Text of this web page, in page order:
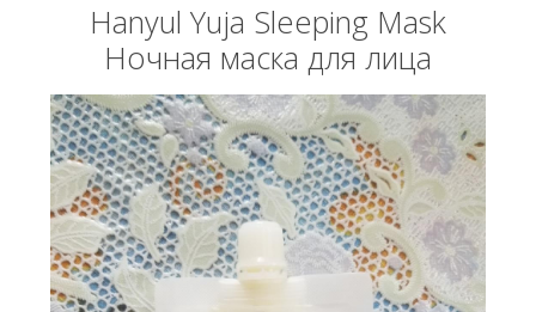
Hanyul Yuja Sleeping Mask
Ночная маска для лица